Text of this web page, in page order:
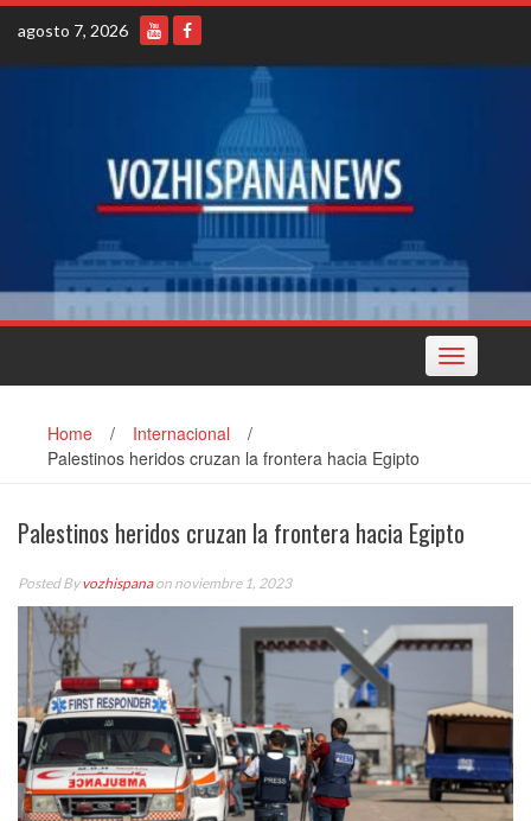
Skip
content
agosto 7, 2026
Toggle
navigation
Home / Internacional
/
Palestinos heridos cruzan la frontera hacia Egipto
Palestinos heridos cruzan la frontera hacia Egipto
Posted Byvozhispanaon noviembre 1, 2023